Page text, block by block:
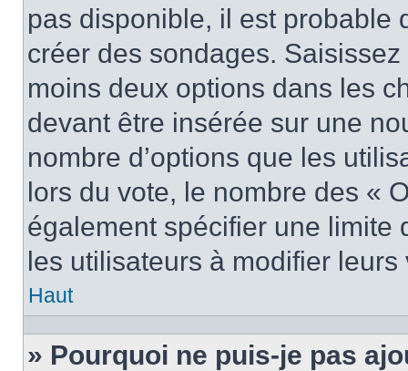
pas disponible, il est probable
créer des sondages.
moins deux options dans les
devant être insérée sur une
nombre d’options que les
lors du vote, le nombre des «
également spécifier une limite
les utilisateurs à modifier leurs
Haut
» Pourquoi ne puis-je pas